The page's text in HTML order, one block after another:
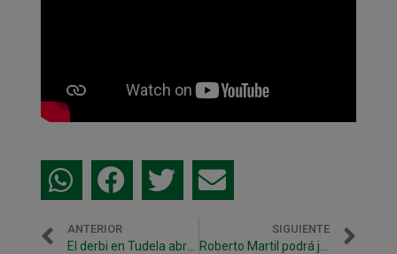
ANTERIOR
El derbi en Tudela abre el año para Osasuna Magna
SIGUIENTE